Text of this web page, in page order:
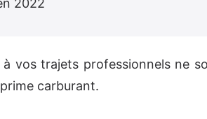
2022
vos trajets professionnels ne
carburant.